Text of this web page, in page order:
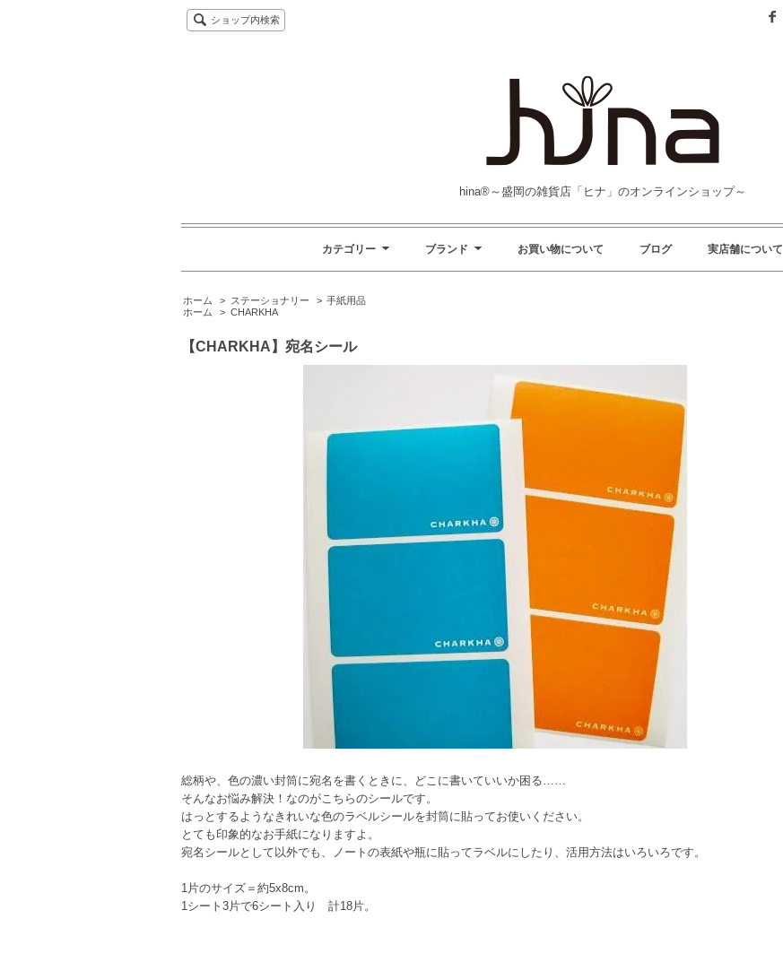
ショップ内検索
hina®～盛岡の雑貨店「ヒナ」のオンラインショップ～
カテゴリー ブランド お買い物について ブログ 実店舗について
ホーム > ステーショナリー > 手紙用品
ホーム
> CHARKHA
【CHARKHA】宛名シール
総柄や、色の濃い封筒に宛名を書くときに、どこに書いていいか困る……
そんなお悩み解決！なのがこちらのシールです。
はっとするようなきれいな色のラベルシールを封筒に貼ってお使いください。
とても印象的なお手紙になりますよ。
宛名シールとして以外でも、ノートの表紙や瓶に貼ってラベルにしたり、活用方法はいろいろです。
1片のサイズ＝約5x8cm。
1シート3片で6シート入り 計18片。